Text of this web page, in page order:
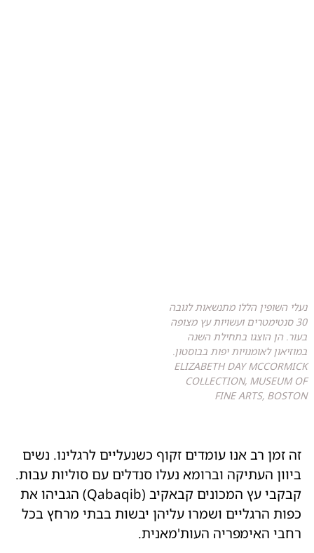
נעלי השופין הללו מתנשאות לגובה
30 סנטימטרים ועשויות עץ מצופה
בעור. הן הוצגו בתחילת השנה
במוזיאון לאומנויות יפות בבוסטון.
ELIZABETH DAY MCCORMICK
COLLECTION, MUSEUM OF
FINE ARTS, BOSTON
זה זמן רב אנו עומדים זקוף כשנעליים לרגלינו. נשים
ביוון העתיקה וברומא נעלו סנדלים עם סוליות עבות.
קבקבי עץ המכונים קבאקיב (Qabaqib) הגביהו את
כפות הרגליים ושמרו עליהן יבשות בבתי מרחץ בכל
רחבי האימפריה העות'מאנית.